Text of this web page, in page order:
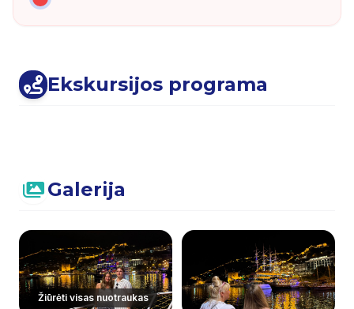
Ekskursijos programa
Galerija
Žiūrėti visas nuotraukas